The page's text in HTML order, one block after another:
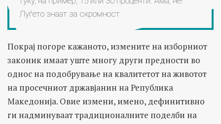
Луѓето знаат за скромност
Покрај погоре кажаното, измените на изборниот
законик имаат уште многу други предности во
однос на подобрување на квалитетот на животот
на просечниот државјанин на Република
Македонија. Овие измени, имено, дефинитивно
ги надминуваат традиционалните поделби на